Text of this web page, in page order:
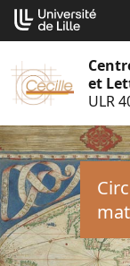
Aller
au
et
ULR
Cookies